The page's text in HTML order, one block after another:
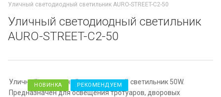
Уличный светодиодный светильник AURO-STREET-C2-50
Уличный светодиодный светильник
AURO-STREET-C2-50
НОВИНКА РЕКОМЕНДУЕМ
Уличный консольный светодиодный светильник 50W.
Предназначен для освещения тротуаров, дворовых